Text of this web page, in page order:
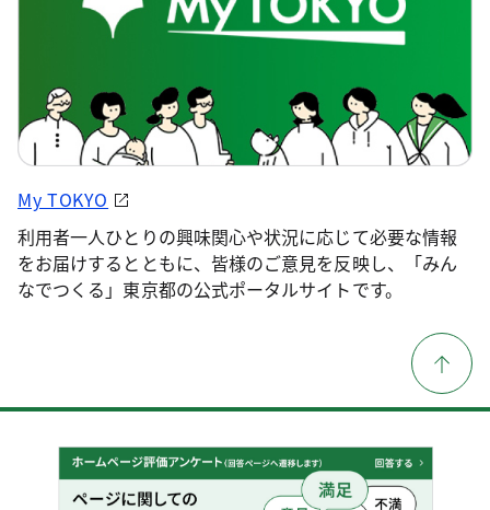
My TOKYO
利用者一人ひとりの興味関心や状況に応じて必要な情報
をお届けするとともに、皆様のご意見を反映し、「みん
なでつくる」東京都の公式ポータルサイトです。